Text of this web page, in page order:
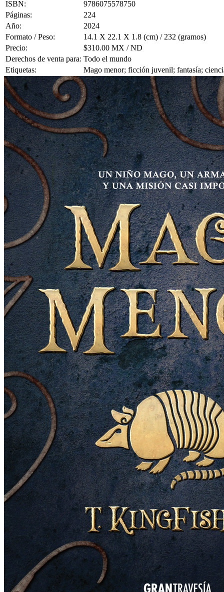
ISBN:
9786075578750
Páginas:
224
Año:
2024
Formato / Peso:
14.1 X 22.1 X 1.8 (cm) / 232 (gramos)
Precio:
$310.00 MX / ND
Derechos de venta para: Todo el mundo
Etiquetas:
Mago menor; ficción juvenil; fantasía;